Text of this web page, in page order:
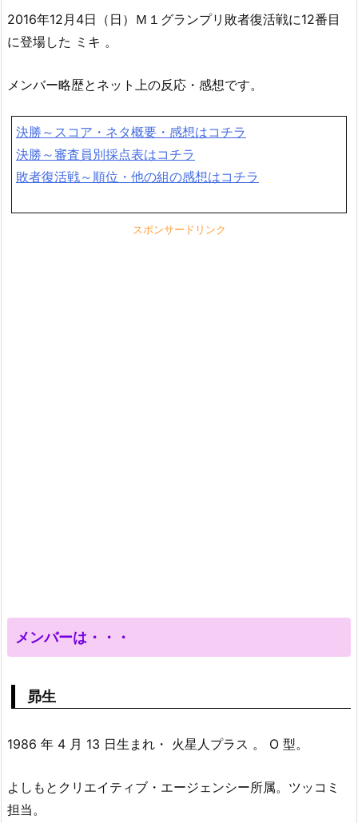
2016年12月4日（日）Ｍ１グランプリ敗者復活戦に12番目
に登場した ミキ 。
メンバー略歴とネット上の反応・感想です。
決勝～スコア・ネタ概要・感想はコチラ
決勝～審査員別採点表はコチラ
敗者復活戦～順位・他の組の感想はコチラ
スポンサードリンク
メンバーは・・・
昴生
1986 年 4 月 13 日生まれ・ 火星人プラス 。 O 型。
よしもとクリエイティブ・エージェンシー所属。ツッコミ
担当。